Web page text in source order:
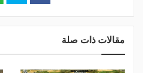
مقالات ذات صلة